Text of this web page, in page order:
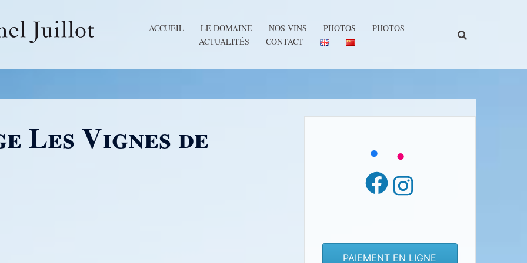
ACCUEIL LE DOMAINE NOS VINS PHOTOS
PHOTOS
ACTUALITÉS
CONTACT
Les Vignes de
Facebook
Instagram
PAIEMENT EN LIGNE